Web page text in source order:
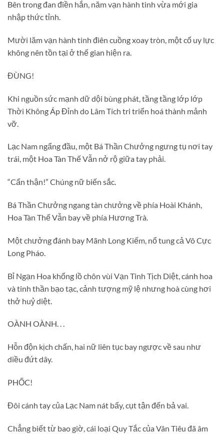
Bên trong đan điền hắn, năm vạn hành tinh vừa mới gia
nhập thức tỉnh.
Mười lăm vạn hành tinh điên cuồng xoay tròn, một cổ uy lực
không nên tồn tại ở thế gian hiện ra.
ĐÙNG!
Khi nguồn sức mạnh dữ dội bùng phát, tầng tầng lớp lớp
Thời Không Áp Đỉnh do Lâm Tích tri triển hoá thành mảnh
vỡ.
Lạc Nam ngẩng đầu, một Bá Thần Chưởng ngưng tụ nơi tay
trái, một Hoa Tàn Thế Vẫn nở rộ giữa tay phải.
“Cẩn thận!” Chúng nữ biến sắc.
Bá Thần Chưởng ngang tàn chưởng về phía Hoài Khánh,
Hoa Tàn Thế Vẫn bay về phía Hương Trà.
Một chưởng đánh bay Mãnh Long Kiếm, nổ tung cả Vô Cực
Long Pháo.
Bỉ Ngạn Hoa khổng lồ chôn vùi Vạn Tinh Tịch Diệt, cánh hoa
và tinh thần bạo tạc, cảnh tượng mỹ lệ nhưng hoà cùng hơi
thở huỷ diệt.
OÀNH OÀNH. . .
Hỗn độn kịch chấn, hai nữ liên tục bay ngược về sau như
diều đứt dây.
PHỐC!
Đôi cánh tay của Lạc Nam nát bấy, cụt tận đến bả vai.
Chẳng biết từ bao giờ, cái loại Quy Tắc của Vân Tiêu đã âm